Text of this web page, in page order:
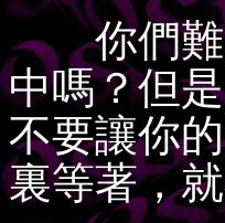
你們難道
中嗎？但
不要讓你
裏等著，